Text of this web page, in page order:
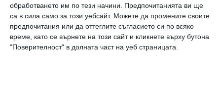
обработването им по тези начини. Предпочитанията ви ще
са в сила само за този уебсайт. Можете да промените своите
предпочитания или да оттеглите съгласието си по всяко
време, като се върнете на този сайт и кликнете върху бутона
"Поверителност" в долната част на уеб страницата.
боксьормомиченце дъщеря